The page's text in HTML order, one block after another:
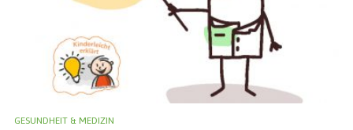
GESUNDHEIT & MEDIZIN